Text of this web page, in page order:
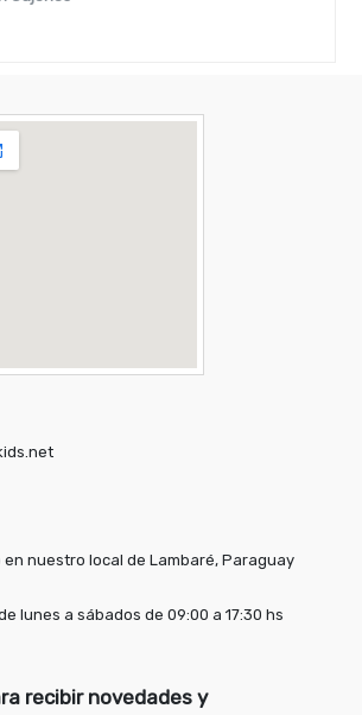
nuestro local de Lambaré, Paraguay
lunes a sábados de 09:00 a 17:30 hs
recibir novedades y